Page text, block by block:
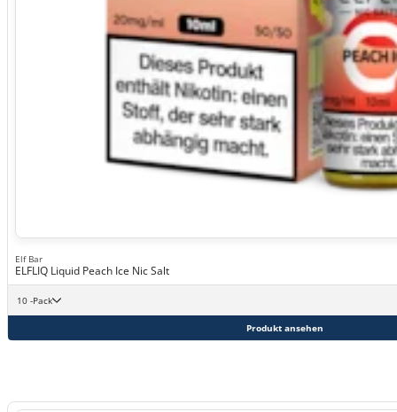
Elf Bar
ELFLIQ Liquid Peach Ice Nic Salt
10 -Pack
Produkt ansehen